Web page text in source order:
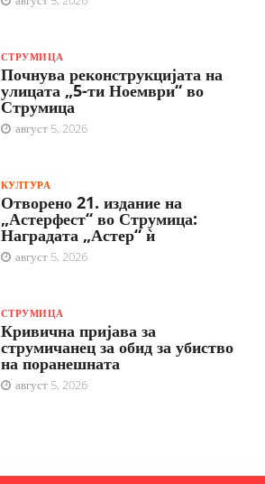
СТРУМИЦА
Почнува реконструкцијата на
улицата „5-ти Ноември“ во
Струмица
август 5, 2026
КУЛТУРА
Отворено 21. издание на
„Астерфест“ во Струмица:
Наградата „Астер“ ѝ
август 5, 2026
СТРУМИЦА
Кривична пријава за
струмичанец за обид за убиство
на поранешната
август 5, 2026